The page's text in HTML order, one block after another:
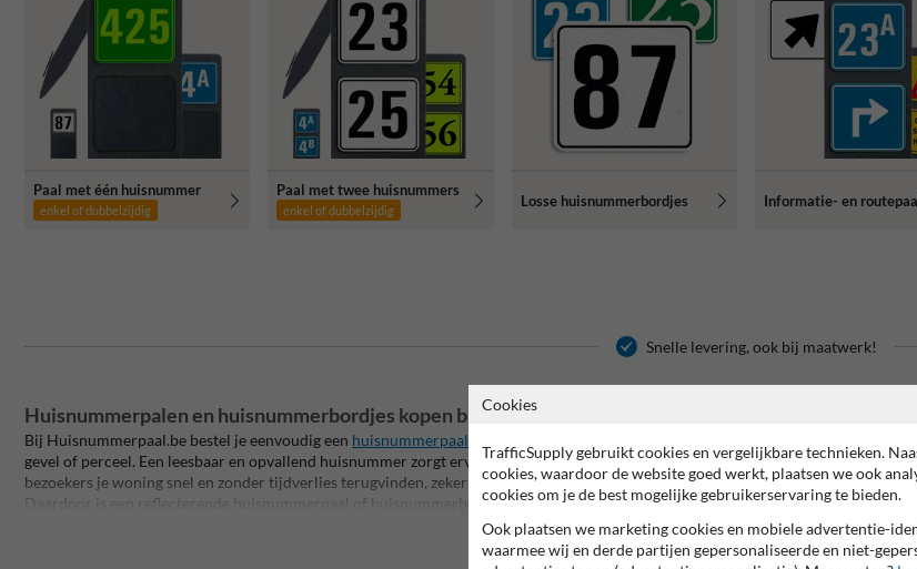
Paal met één huisnummer
enkel of dubbelzijdig
Paal met twee huisnummers
enkel of dubbelzijdig
Losse huisnummerbordjes Informatie- en
Snelle levering, ook bij maatwerk!
Huisnummerpalen en huisnummerbordjes kopen bij Huisnummerpaal.be!
Bij Huisnummerpaal.be bestel je eenvoudig een huisnummerpaal
gevel of perceel. Een leesbaar en opvallend huisnummer zorgt ervoor dat hulpdiensten, postbodes en
bezoekers je woning snel en zonder tijdverlies terugvinden, zeker in het donker of bij minder goed zicht.
Daardoor is een reflecterende huisnummerpaal of huisnummerbord een sterke keuze voor iedere
woning, boerderij of perceel dat niet direct aan de straat zichtbaar is.
De kracht van Huisnummerpaal.be zit in het grootste aanbod huisnummerpalen van België,
Naast huisnummers
aanbodpictogram- en
over grotere percelen,
Zoek je een breder
Voor gemeenten,
Cookies
TrafficSupply gebruikt cookies en vergelijkbare technieken.
cookies, waardoor de website goed werkt, plaatsen we ook
cookies om je de best mogelijke gebruikerservaring te bieden.
Ook plaatsen we marketing cookies en mobiele advertentie-
waarmee wij en derde partijen gepersonaliseerde en niet-